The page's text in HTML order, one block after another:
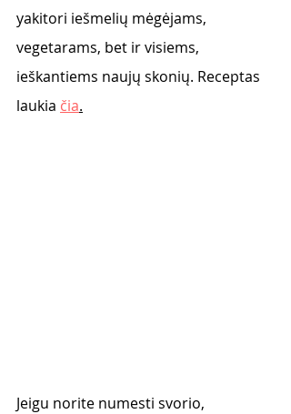
yakitori iešmelių mėgėjams,
vegetarams, bet ir visiems,
ieškantiems naujų skonių. Receptas
laukia čia.
Jeigu norite numesti svorio,